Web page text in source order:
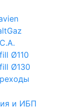
Ø110
Ø130